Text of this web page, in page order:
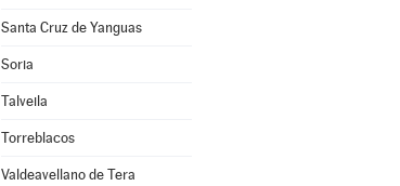
Santa Cruz de Yanguas
Soria
Talveila
Torreblacos
Valdeavellano de Tera